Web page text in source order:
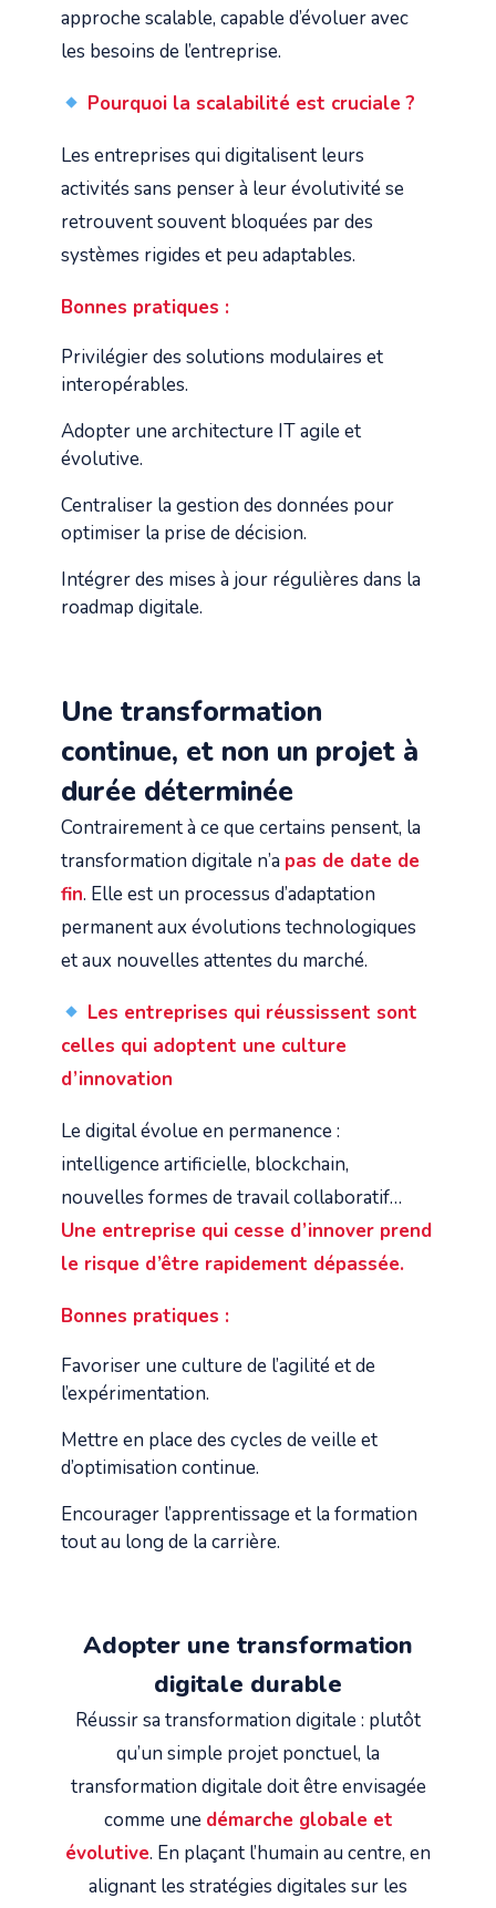
approche scalable, capable d’évoluer avec
les besoins de l’entreprise.
Pourquoi la scalabilité est cruciale ?
Les entreprises qui digitalisent leurs
activités sans penser à leur évolutivité se
retrouvent souvent bloquées par des
systèmes rigides et peu adaptables.
Bonnes pratiques :
Privilégier des solutions modulaires et
interopérables.
Adopter une architecture IT agile et
évolutive.
Centraliser la gestion des données pour
optimiser la prise de décision.
Intégrer des mises à jour régulières dans la
roadmap digitale.
Une transformation
continue, et non un projet à
durée déterminée
Contrairement à ce que certains pensent, la
transformation digitale n’a pas de date de
fin. Elle est un processus d’adaptation
permanent aux évolutions technologiques
et aux nouvelles attentes du marché.
Les entreprises qui réussissent sont
celles qui adoptent une culture
d’innovation
Le digital évolue en permanence :
intelligence artificielle, blockchain,
nouvelles formes de travail collaboratif…
Une entreprise qui cesse d’innover prend
le risque d’être rapidement dépassée.
Bonnes pratiques :
Favoriser une culture de l’agilité et de
l’expérimentation.
Mettre en place des cycles de veille et
d’optimisation continue.
Encourager l’apprentissage et la formation
tout au long de la carrière.
Adopter une transformation
digitale durable
Réussir sa transformation digitale : plutôt
qu’un simple projet ponctuel, la
transformation digitale doit être envisagée
comme une démarche globale et
évolutive. En plaçant l’humain au centre, en
alignant les stratégies digitales sur les